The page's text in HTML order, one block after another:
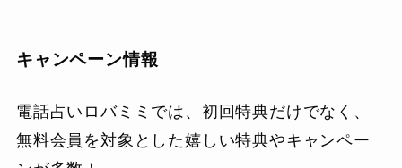
キャンペーン情報
電話占いロバミミでは、初回特典だけでなく、
無料会員を対象とした嬉しい特典やキャンペー